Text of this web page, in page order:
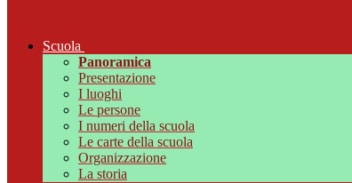
Scuola
Panoramica
Presentazione
I luoghi
Le persone
I numeri della scuola
Le carte della scuola
Organizzazione
La storia